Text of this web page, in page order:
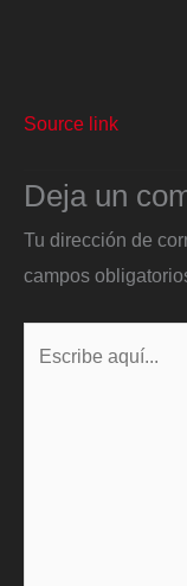
Source link
Deja un
Tu dirección de
campos